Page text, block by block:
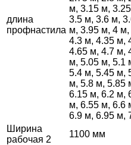
длина
профнастила
м, 3.15 м,
3.5 м, 3.6 м,
м, 3.95 м, 4
4.3 м, 4.35 м,
4.65 м, 4.7 м,
м, 5.05 м, 5.1
5.4 м, 5.45 м,
м, 5.8 м, 5.85
6.15 м, 6.2 м,
м, 6.55 м, 6.6
6.9 м, 6.95 м,
Ширина
рабочая 2
1100 мм